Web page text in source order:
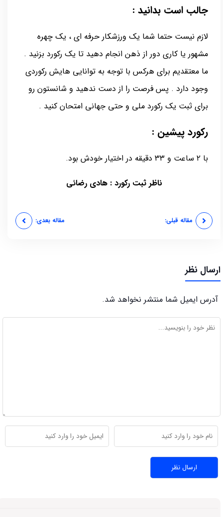
جالب است بدانید :
لازم نیست حتما شما یک ورزشکار حرفه ای ، یک چهره
مشهور یا کاری دور از ذهن انجام دهید تا یک رکورد بزنید .
ما معتقدیم برای هرکس با توجه به توانایی هایش رکوردی
وجود دارد . پس فرصت را از دست ندهید و شانستون رو
برای ثبت یک رکورد ملی و حتی جهانی امتحان کنید .
رکورد پیشین :
با ۲ ساعت و ۳۳ دقیقه در اختیار خودش بود.
ناظر ثبت رکورد : هادی رضائی
مقاله قبلی: مقاله بعدی:
ارسال نظر
آدرس ایمیل شما منتشر نخواهد شد.